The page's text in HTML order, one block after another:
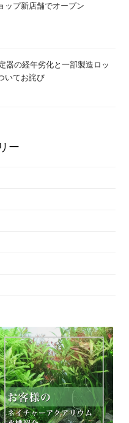
ップ新店舗でオープン
器の経年劣化と一部製造ロッ
いてお詫び
ー